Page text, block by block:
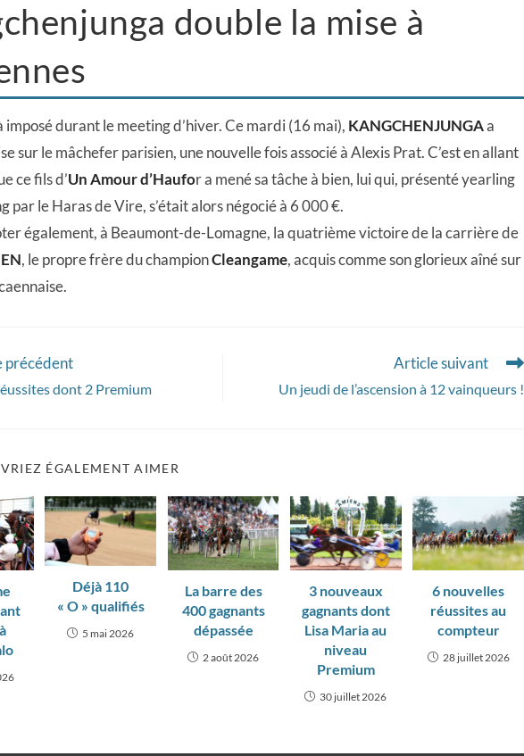
double la mise à
imposé durant le meeting d’hiver. Ce mardi (16 mai), KANGCHENJUNGAa
sur le mâchefer parisien, une nouvelle fois associé à Alexis Prat. C’est en allant
ce fils d’Un Amour d’Haufor a mené sa tâche à bien, lui qui, présenté yearling
par le Haras de Vire, s’était alors négocié à 6 000 €.
également, à Beaumont-de-Lomagne, la quatrième victoire de la carrière de
, le propre frère du championCleangame, acquis comme son glorieux aîné sur
précédent
dont 2 Premium
Article suivant
Un jeudi de l’ascension à 12 vainqueurs !
ÉGALEMENT AIMER
Déjà 110
« O » qualifiés
5 mai 2026
La barre des
400 gagnants
dépassée
2 août 2026
3 nouveaux
gagnants dont
Lisa Maria au
niveau
Premium
30 juillet 2026
6 nouvelles
réussites au
compteur
28 juillet 2026